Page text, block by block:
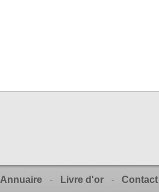
Annuaire - Livre d'or - Contact